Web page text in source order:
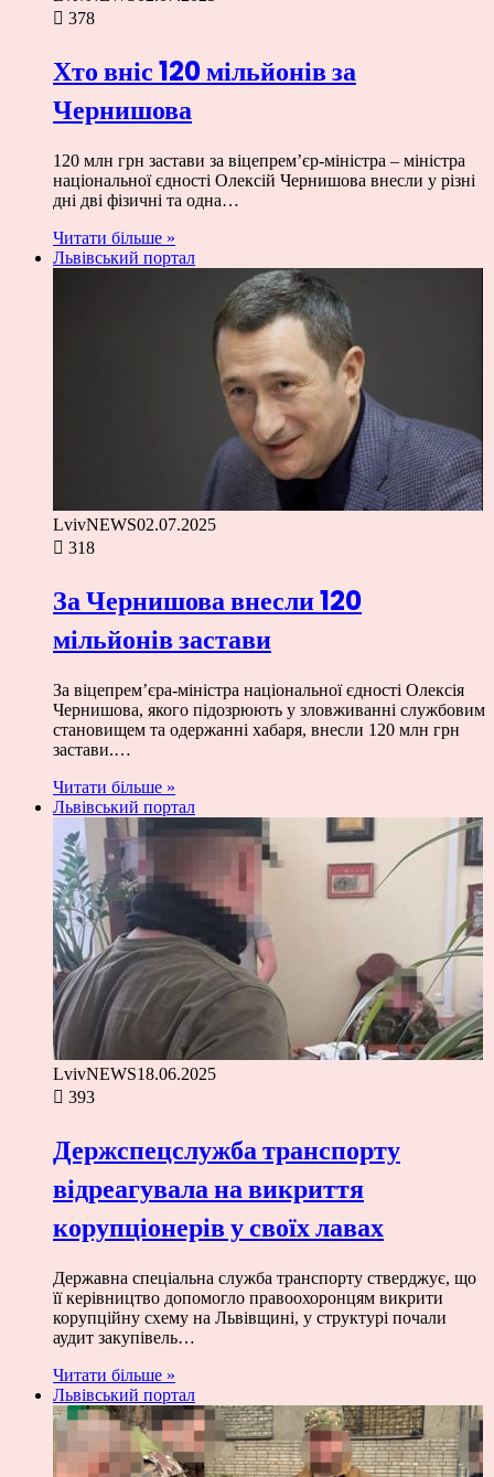
378
Хто вніс 120 мільйонів за
Чернишова
120 млн грн застави за віцепрем’єр-міністра – міністра
національної єдності Олексій Чернишова внесли у різні
дні дві фізичні та одна…
Читати більше »
Львівський портал
LvivNEWS02.07.2025
318
За Чернишова внесли 120
мільйонів застави
За віцепрем’єра-міністра національної єдності Олексія
Чернишова, якого підозрюють у зловживанні службовим
становищем та одержанні хабаря, внесли 120 млн грн
застави.…
Читати більше »
Львівський портал
LvivNEWS18.06.2025
393
Держспецслужба транспорту
відреагувала на викриття
корупціонерів у своїх лавах
Державна спеціальна служба транспорту стверджує, що
її керівництво допомогло правоохоронцям викрити
корупційну схему на Львівщині, у структурі почали
аудит закупівель…
Читати більше »
Львівський портал